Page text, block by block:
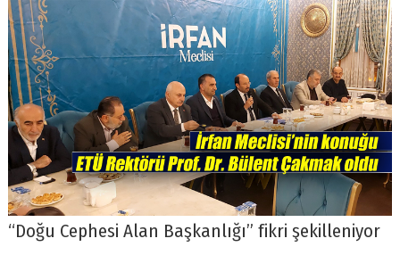
“Doğu Cephesi Alan Başkanlığı” fikri şekilleniyor